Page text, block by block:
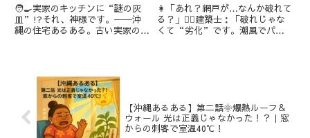
🧑‍🍳実家のキッチンに“謎の灰
皿”!?それ、神様です。──沖
縄の住宅あるある。古い実家のキ
げたような跡が──👩‍🦰「これ、
何かの実験道具？」👵「バカ言う
👩「あれ？網戸が…なんか破れて
る？」👷‍♂️建築士：「破れじゃな
くて“劣化”です。潮風でパリ
【沖縄あるある】第二話🌞爆熱ルーフ＆
ウォール 光は正義じゃなかった！？｜窓
からの刺客で室温40℃！